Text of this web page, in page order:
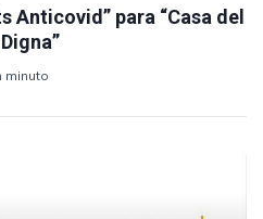
Anticovid” para “Casa del
minuto